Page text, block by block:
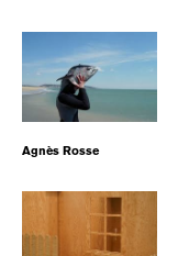
Agnès Rosse